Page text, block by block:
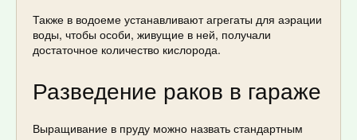
Также в водоеме устанавливают агрегаты для аэрации
воды, чтобы особи, живущие в ней, получали
достаточное количество кислорода.
Разведение раков в гараже
Выращивание в пруду можно назвать стандартным